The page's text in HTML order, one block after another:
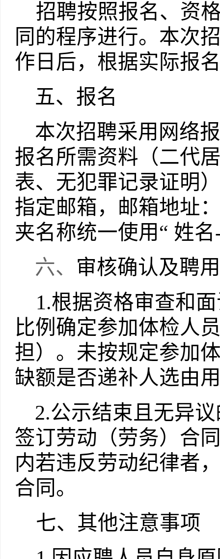
招聘按照报名、资
同的程序进行。本次
作日后，根据实际报
五、报名
本次招聘采用网络
报名所需资料（二代
表、无犯罪记录证明
指定邮箱，邮箱地址
夹名称统一使用“ 姓名
六、 审核确认及聘用
1.根据资格审查和
比例确定参加体检人
担）。未按规定参加
缺额是否递补人选由
2.公示结束且无异
签订劳动（劳务）合
内若违反劳动纪律者
合同。
七、其他注意事项